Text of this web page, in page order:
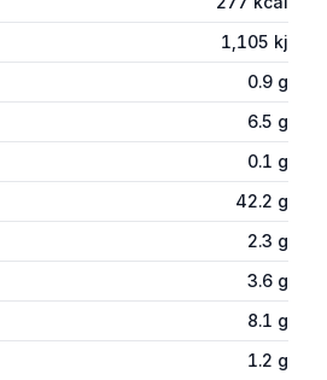
1,105 kj
0.9 g
6.5 g
0.1 g
42.2 g
2.3 g
3.6 g
8.1 g
1.2 g